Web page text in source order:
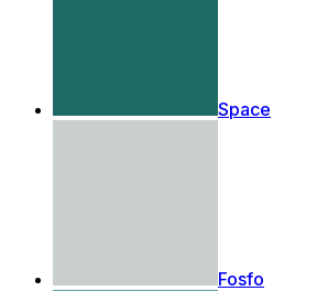
Space
Fosfo